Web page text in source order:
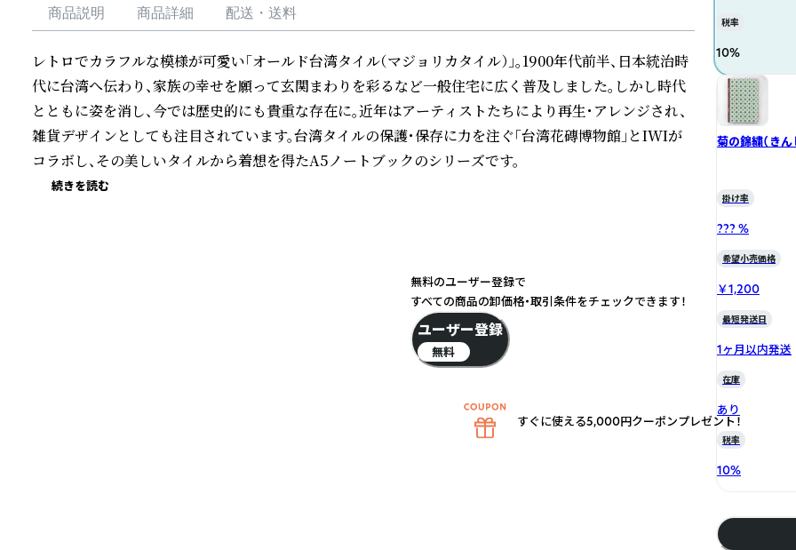
商品説明 商品詳細 配送・送料
レトロでカラフルな模様が可愛い「オールド台湾タイル（マジョリカタイル）」。1900年代前半、日本統治時
代に台湾へ伝わり、家族の幸せを願って玄関まわりを彩るなど一般住宅に広く普及しました。しかし時代
とともに姿を消し、今では歴史的にも貴重な存在に。近年はアーティストたちにより再生・アレンジされ、
雑貨デザインとしても注目されています。台湾タイルの保護・保存に力を注ぐ「台湾花磚博物館」とIWIが
コラボし、その美しいタイルから着想を得たA5ノートブックのシリーズです。
続きを読む
税率
10%
菊の錦繍（きん
掛け率
??? %
希望小売価格
￥1,200
最短発送日
1ヶ月以内発送
在庫
あり
税率
10%
無料のユーザー登録で
すべての商品の卸価格・取引条件をチェックできます！
ユーザー登録
無料
すぐに使える5,000円クーポンプレゼント！